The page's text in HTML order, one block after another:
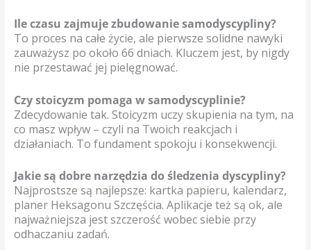
Ile czasu zajmuje zbudowanie samodyscypliny?
To proces na całe życie, ale pierwsze solidne nawyki
zauważysz po około 66 dniach. Kluczem jest, by nigdy
nie przestawać jej pielęgnować.
Czy stoicyzm pomaga w samodyscyplinie?
Zdecydowanie tak. Stoicyzm uczy skupienia na tym, na
co masz wpływ – czyli na Twoich reakcjach i
działaniach. To fundament spokoju i konsekwencji.
Jakie są dobre narzędzia do śledzenia dyscypliny?
Najprostsze są najlepsze: kartka papieru, kalendarz,
planer Heksagonu Szczęścia. Aplikacje też są ok, ale
najważniejsza jest szczerość wobec siebie przy
odhaczaniu zadań.